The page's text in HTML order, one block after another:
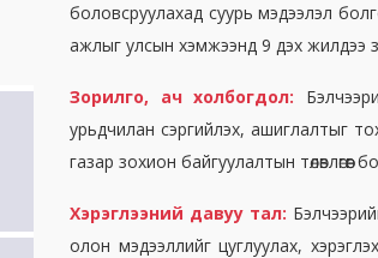
боловсруулахад суурь мэдээлэл
ажлыг улсын хэмжээнд 9 дэх жилдээ
Зорилго, ач холбогдол:
урьдчилан сэргийлэх, ашиглалтыг
газар зохион байгуулалтын
Хэрэглээний давуу тал:
олон мэдээллийг цуглуулах,